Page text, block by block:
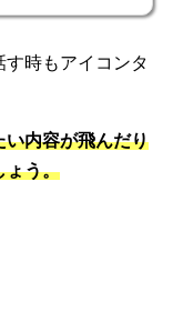
時もアイコンタ
い内容が飛んだり
ょう。